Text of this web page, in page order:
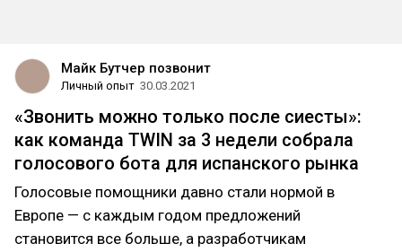
Майк Бутчер позвонит
Личный опыт 30.03.2021
«Звонить можно только после сиесты»:
как команда TWIN за 3 недели собрала
голосового бота для испанского рынка
Голосовые помощники давно стали нормой в
Европе — с каждым годом предложений
становится все больше, а разработчикам